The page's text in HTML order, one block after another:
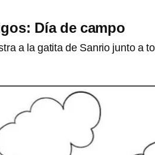
Día de campo
a la gatita de Sanrio junto a